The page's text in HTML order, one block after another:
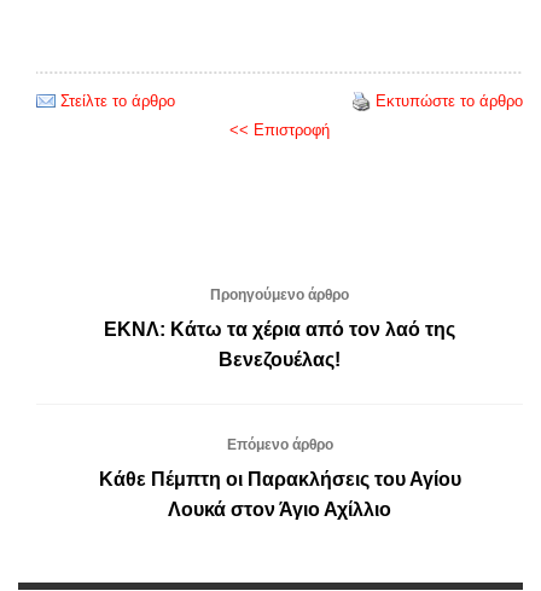
Στείλτε το άρθρο
Εκτυπώστε το άρθρο
<< Επιστροφή
Προηγούμενο άρθρο
ΕΚΝΛ: Κάτω τα χέρια από τον λαό της
Βενεζουέλας!
Επόμενο άρθρο
Κάθε Πέμπτη οι Παρακλήσεις του Αγίου
Λουκά στον Άγιο Αχίλλιο